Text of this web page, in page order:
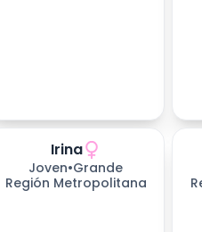
Irina
Joven•Grande
Región Metropolitana